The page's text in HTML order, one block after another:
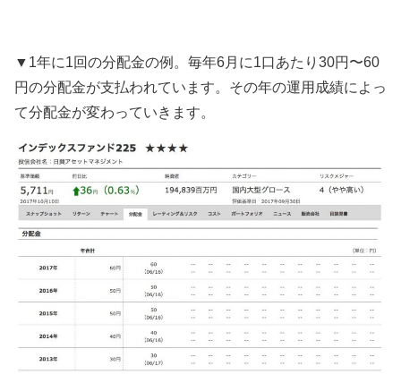
▼ 1年に1回の分配金の例。毎年6月に1口あたり 30円〜60
円の分配金が支払われています。その年の運用成績によっ
て分配金が変わっていきます。